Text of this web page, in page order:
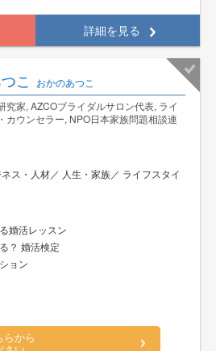
詳細を見る
こ
おかのあつこ
究家, AZCOブライダルサロン代表, ライ
カウンセラー, NPO日本家族問題相談連
ス・人材／ 人生・家族／ ライフスタイ
婚活レッスン
？ 婚活検定
ョン
らから